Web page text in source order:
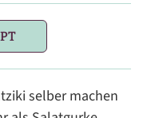
selber machen